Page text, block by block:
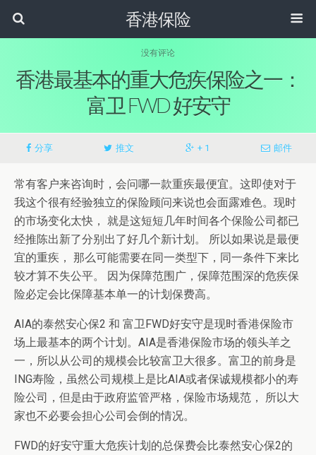
香港保险
没有评论
香港最基本的重大危疾保险之一：
富卫 FWD 好安守
分享 推文 + 1 邮件
常有客户来咨询时，会问哪一款重疾最便宜。这即使对于
我这个很有经验独立的保险顾问来说也会面露难色。现时
的市场变化太快， 就是这短短几年时间各个保险公司都已
经推陈出新了分别出了好几个新计划。 所以如果说是最便
宜的重疾， 那么可能需要在同一类型下，同一条件下来比
较才算不失公平。 因为保障范围广，保障范围深的危疾保
险必定会比保障基本单一的计划保费高。
AIA的泰然安心保2 和 富卫FWD好安守是现时香港保险市
场上最基本的两个计划。AIA是香港保险市场的领头羊之
一，所以从公司的规模会比较富卫大很多。富卫的前身是
ING寿险，虽然公司规模上是比AIA或者保诚规模都小的寿
险公司，但是由于政府监管严格，保险市场规范， 所以大
家也不必要会担心公司会倒的情况。
FWD的好安守重大危疾计划的总保费会比泰然安心保2的